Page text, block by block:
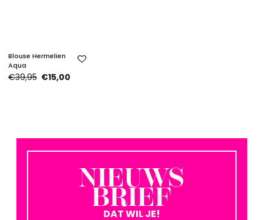
Blouse Hermelien
Aqua
€39,95 €15,00
NIEUWS
BRIEF
DAT WIL JE!